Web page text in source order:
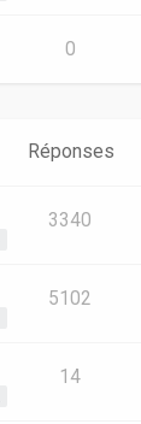
0
Réponses
3340
5102
14